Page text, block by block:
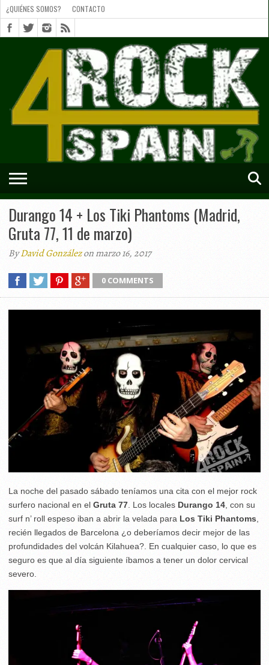
SOMOS?
CONTACTO
SHORTS
¿QUIÉNES SOMOS? CONTACTO
Durango 14 + Los Tiki Phantoms (Madrid,
Gruta 77, 11 de marzo)
ByDavid Gonzálezon marzo 16, 2017
0 COMMENTS
La noche del pasado sábado teníamos una cita con el mejor rock
surfero nacional en el Gruta 77 . Los locales Durango 14 , con su
surf n’ roll espeso iban a abrir la velada para Los Tiki Phantoms
recién llegados de Barcelona ¿o deberíamos decir mejor de las
profundidades del volcán Kilahuea?. En cualquier caso, lo que es
seguro es que al día siguiente íbamos a tener un dolor cervical
severo.